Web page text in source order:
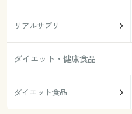
リアルサプリ
ダイエット・健康食品
ダイエット食品